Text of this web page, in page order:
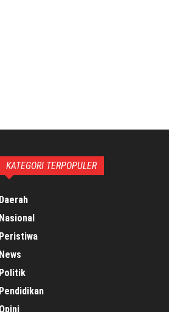
KATEGORI TERPOPULER
Daerah
Nasional
Peristiwa
News
Politik
Pendidikan
Opini